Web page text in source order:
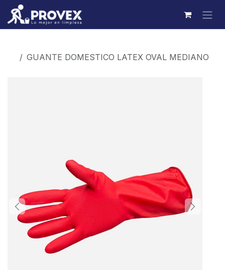
Ir al contenido
GUANTE DOMESTICO LATEX OVAL MEDIANO